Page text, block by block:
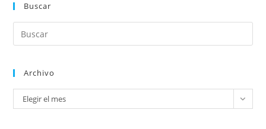
Buscar
Archivo
Elegir el mes